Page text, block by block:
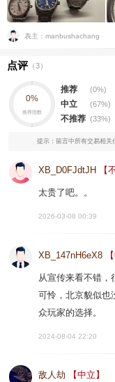
表主：manbushachang
点评（3）
0%
推荐指数
推荐 (0%)
中立 (67%)
不推荐 (33%)
提示：留言中所有交易相关
XB_D0FJdtJH 【
太贵了吧。。
2026-03-08 00:39
XB_147nH6eX8
从宣传来看不错，
可怜，北京貌似也
众玩家的选择。
2024-08-04 22:20
敌人劫 【中立】